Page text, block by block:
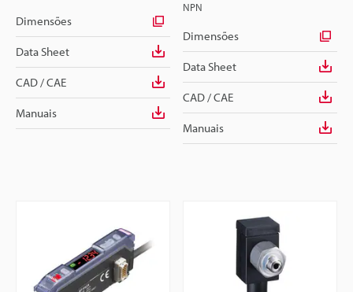
Dimensões
Data Sheet
CAD / CAE
Manuais
NPN
Dimensões
Data Sheet
CAD / CAE
Manuais